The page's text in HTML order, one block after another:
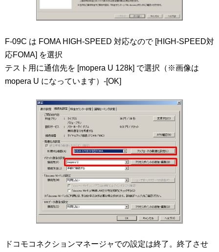
F-09C は FOMA HIGH-SPEED 対応なので [HIGH-SPEED対
応FOMA] を選択
テスト用に通信先を [mopera U 128k] で選択（※画像は
mopera U になっています）-[OK]
ドコモコネクションマネージャでの設定は終了。終了させ